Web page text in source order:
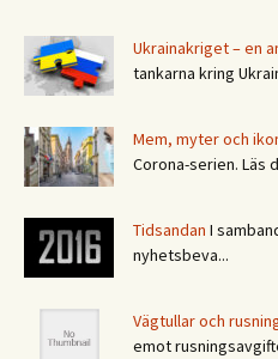
Ukrainakriget – en
tankarna kring
Mem, myter och
Corona-serien. Läs
Tidsandan I
nyhetsbeva...
Vägtullar och
emot